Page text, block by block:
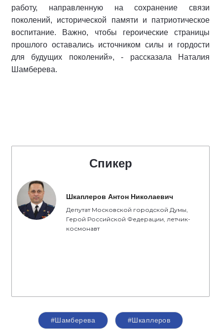
работу, направленную на сохранение связи
поколений, исторической памяти и патриотическое
воспитание. Важно, чтобы героические страницы
прошлого оставались источником силы и гордости
для будущих поколений», - рассказала Наталия
Шамберева.
Спикер
Шкаплеров Антон Николаевич
Депутат Московской городской Думы,
Герой Российской Федерации, летчик-
космонавт
#Шамберева #Шкаплеров